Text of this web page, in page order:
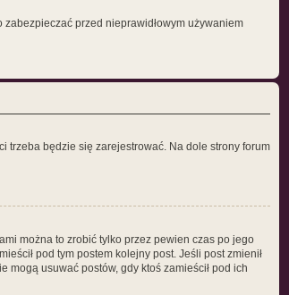
zabezpieczać przed nieprawidłowym używaniem
trzeba będzie się zarejestrować. Na dole strony forum
można to zrobić tylko przez pewien czas po jego
pod tym postem kolejny post. Jeśli post zmienił
usuwać postów, gdy ktoś zamieścił pod ich